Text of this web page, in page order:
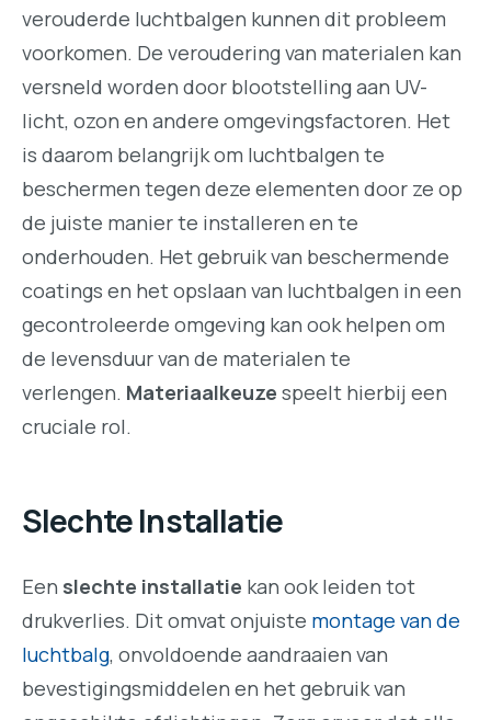
verouderde luchtbalgen kunnen dit probleem
voorkomen. De veroudering van materialen kan
versneld worden door blootstelling aan UV-
licht, ozon en andere omgevingsfactoren. Het
is daarom belangrijk om luchtbalgen te
beschermen tegen deze elementen door ze op
de juiste manier te installeren en te
onderhouden. Het gebruik van beschermende
coatings en het opslaan van luchtbalgen in een
gecontroleerde omgeving kan ook helpen om
de levensduur van de materialen te
verlengen. Materiaalkeuze speelt hierbij een
cruciale rol.
Slechte Installatie
Een slechte installatie kan ook leiden tot
drukverlies. Dit omvat onjuiste montage van de
luchtbalg, onvoldoende aandraaien van
bevestigingsmiddelen en het gebruik van